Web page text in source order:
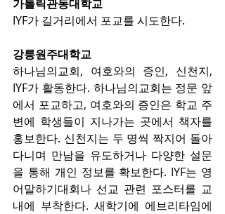
가톨릭관동대학교
IYF가 길거리에서 포교를 시도한다.
강릉원주대학교
하나님의교회, 여호와의 증인, 신천지,
IYF가 활동한다. 하나님의교회는 정문 앞
에서 포교하고, 여호와의 증인은 학교 주
변에 학생들이 지나가는 곳에서 책자를
홍보한다. 신천지는 두 명씩 짝지어 돌아
다니며 만남을 유도하거나 다양한 설문
을 통해 개인 정보를 확보한다. IYF는 영
어말하기대회나 선교 관련 포스터를 교
내에 부착한다. 새학기에 에브리타임에